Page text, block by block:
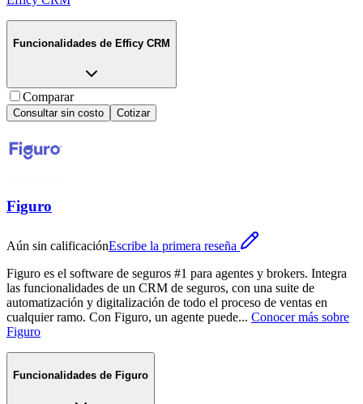
Funcionalidades de Efficy CRM
Comparar
Consultar sin costo Cotizar
Figuro
Aún sin calificaciónEscribe la primera reseña
Figuro es el software de seguros #1 para agentes y brokers. Integra
las funcionalidades de un CRM de seguros, con una suite de
automatización y digitalización de todo el proceso de ventas en
cualquier ramo. Con Figuro, un agente puede... Conocer más sobre
Figuro
Funcionalidades de Figuro